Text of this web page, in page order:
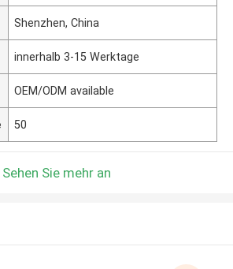
Shenzhen, China
innerhalb 3-15 Werktage
OEM/ODM available
50
Sehen Sie mehr an